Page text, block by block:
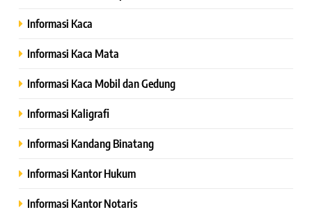
Informasi Kaca
Informasi Kaca Mata
Informasi Kaca Mobil dan Gedung
Informasi Kaligrafi
Informasi Kandang Binatang
Informasi Kantor Hukum
Informasi Kantor Notaris